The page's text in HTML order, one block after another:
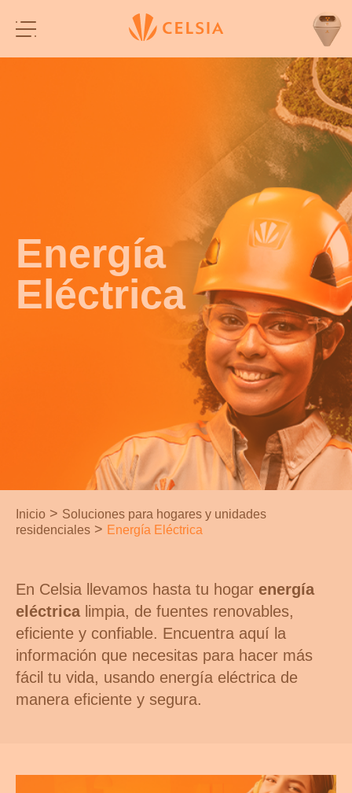
Energía
Eléctrica
Inicio > Soluciones para hogares y unidades
residenciales > Energía Eléctrica
En Celsia llevamos hasta tu hogar energía
eléctrica limpia, de fuentes renovables,
eficiente y confiable. Encuentra aquí la
información que necesitas para hacer más
fácil tu vida, usando energía eléctrica de
manera eficiente y segura.